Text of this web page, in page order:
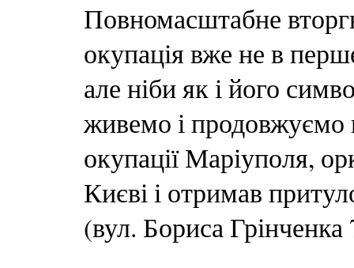
Повномасштабне
окупація вже не в
але ніби як і його
живемо і продовжуємо
окупації Маріуполя,
Києві і отримав
(вул. Бориса Грінченка